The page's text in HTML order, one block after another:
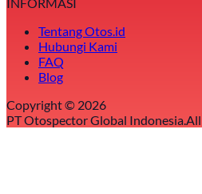
INFORMASI
Tentang Otos.id
Hubungi Kami
FAQ
Blog
Copyright © 2026
PT Otospector Global Indonesia.